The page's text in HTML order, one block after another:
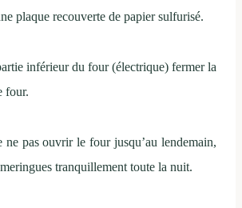
plaque recouverte de papier sulfurisé.
inférieur du four (électrique) fermer la
four.
ne pas ouvrir le four jusqu’au lendemain,
tranquillement toute la nuit.